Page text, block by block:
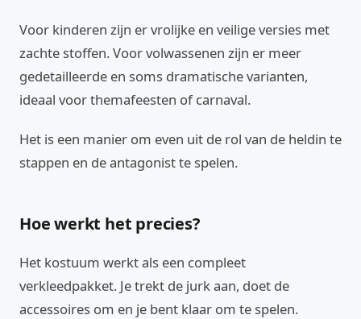
Voor kinderen zijn er vrolijke en veilige versies met
zachte stoffen. Voor volwassenen zijn er meer
gedetailleerde en soms dramatische varianten,
ideaal voor themafeesten of carnaval.
Het is een manier om even uit de rol van de heldin te
stappen en de antagonist te spelen.
Hoe werkt het precies?
Het kostuum werkt als een compleet
verkleedpakket. Je trekt de jurk aan, doet de
accessoires om en je bent klaar om te spelen.